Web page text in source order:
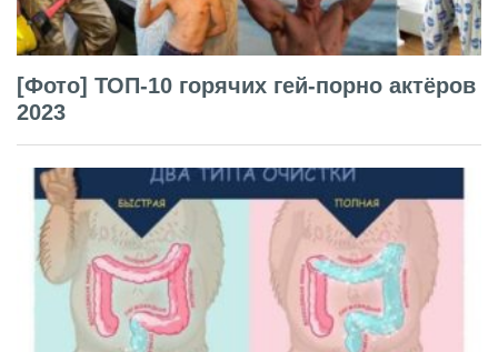
[Фото] ТОП-10 горячих гей-порно актёров
2023